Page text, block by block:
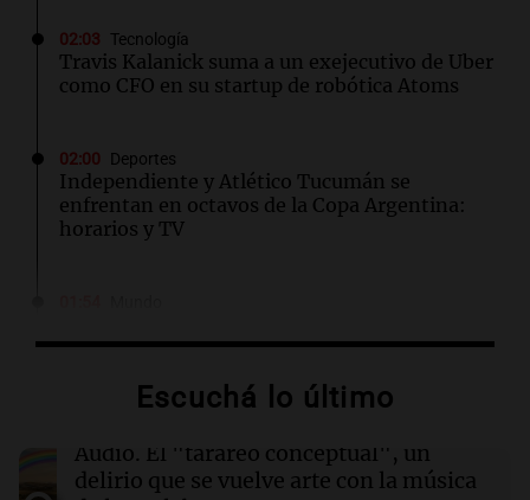
02:03 Tecnología
Travis Kalanick suma a un exejecutivo de Uber
como CFO en su startup de robótica Atoms
02:00 Deportes
Independiente y Atlético Tucumán se
enfrentan en octavos de la Copa Argentina:
horarios y TV
marcando el primer incidente mortal desde
01:37 Mundo
Trump señala a Canadá por incendios
forestales, pero los científicos advierten sobre
Escuchá lo último
Audio. El "tarareo conceptual", un
delirio que se vuelve arte con la música